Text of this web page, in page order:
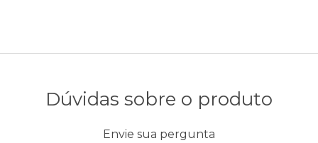
Dúvidas sobre o produto
Envie sua pergunta